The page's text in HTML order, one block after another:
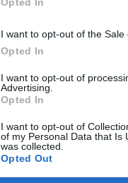
I want to opt-out of the Sale
Opted In
I want to opt-out of
Advertising.
Opted In
I want to opt-out of
of my Personal Data that Is
was collected.
Opted Out